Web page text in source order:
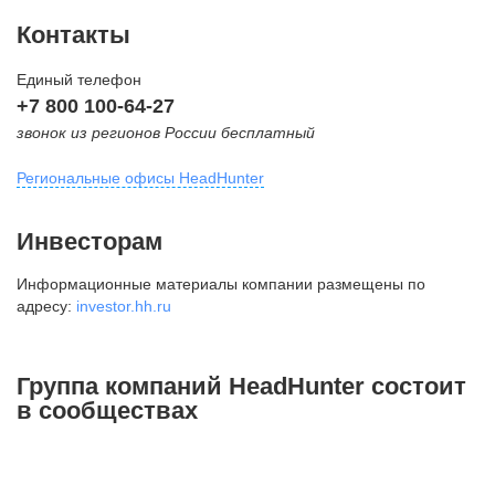
Контакты
Единый телефон
+7 800 100-64-27
звонок из регионов России бесплатный
Региональные офисы HeadHunter
внутригородская территория
Муниципальный округ Тверской,
2-я Брестская ул., д. 48,
+7 495 980-64-27
Инвесторам
Информационные материалы компании размещены по
адресу: investor.hh.ru
Группа компаний HeadHunter состоит
в сообществах